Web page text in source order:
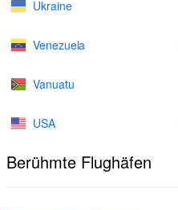
Ukraine
Venezuela
Vanuatu
USA
Berühmte Flughäfen